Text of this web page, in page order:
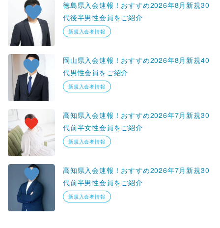
徳島県入会速報！おすすめ2026年8月新規30
代後半男性会員をご紹介
新規入会者情報
岡山県入会速報！おすすめ2026年8月新規40
代男性会員をご紹介
新規入会者情報
高知県入会速報！おすすめ2026年7月新規30
代前半女性会員をご紹介
新規入会者情報
高知県入会速報！おすすめ2026年7月新規30
代前半男性会員をご紹介
新規入会者情報